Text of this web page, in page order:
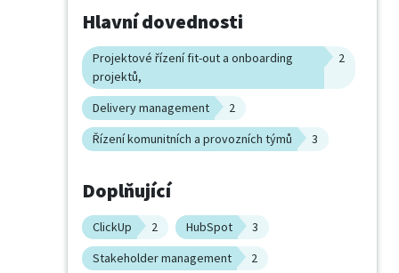
Hlavní dovednosti
Projektové řízení fit-out a onboarding
projektů,
2
Delivery management
2
Řízení komunitních a provozních týmů
3
Doplňující
ClickUp 2 HubSpot
3
Stakeholder management
2